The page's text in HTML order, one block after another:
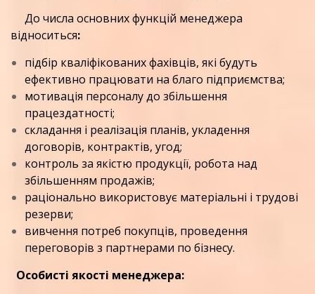
До числа основних функцій менеджера
відноситься:
підбір кваліфікованих фахівців, які будуть
ефективно працювати на благо підприємства;
мотивація персоналу до збільшення
працездатності;
складання і реалізація планів, укладення
договорів, контрактів, угод;
контроль за якістю продукції, робота над
збільшенням продажів;
раціонально використовує матеріальні і трудові
резерви;
вивчення потреб покупців, проведення
переговорів з партнерами по бізнесу.
Особисті якості менеджера: